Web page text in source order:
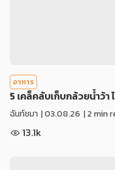
อาหาร
5 เคล็คลับเก็บกล้วยน้ำว้า
ฉันท์ชมา |03.08.26 | 2 min
13.1k